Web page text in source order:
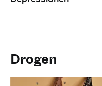
Drogen